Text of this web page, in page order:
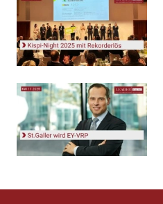
Seitenende
springen?